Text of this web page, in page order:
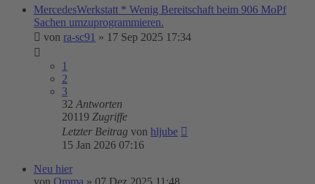
MercedesWerkstatt * Wenig Bereitschaft beim 906 MoPf
Sachen umzuprogrammieren.
von ra-sc91 » 17 Sep 2025 17:34
1
2
3
32 Antworten
20119 Zugriffe
Letzter Beitrag von hljube
15 Jan 2026 07:16
Neu hier
von Omma » 07 Dez 2025 11:48